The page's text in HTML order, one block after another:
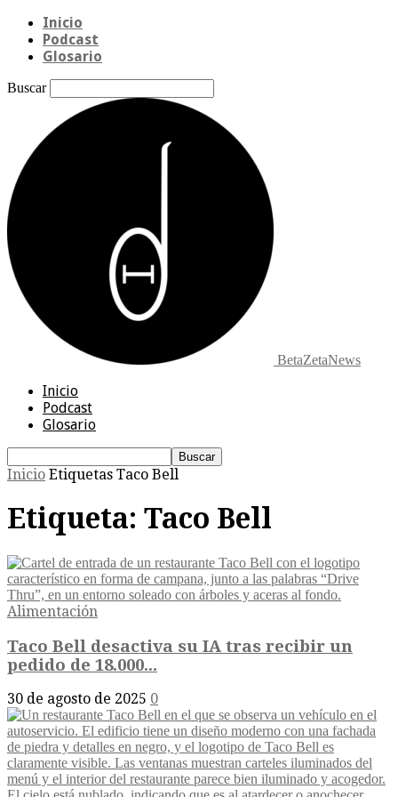
Inicio
Podcast
Glosario
Buscar
BetaZetaNews
Inicio
Podcast
Glosario
Inicio Etiquetas Taco Bell
Etiqueta: Taco Bell
Alimentación
Taco Bell desactiva su IA tras recibir un
pedido de 18.000...
30 de agosto de 2025 0